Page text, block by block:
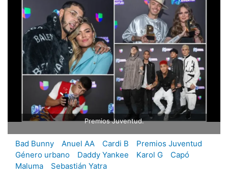
Premios Juventud.
Bad Bunny Anuel AA Cardi B
Premios Juventud
Género urbano
Daddy Yankee Karol G
Capó
Maluma
Sebastián Yatra